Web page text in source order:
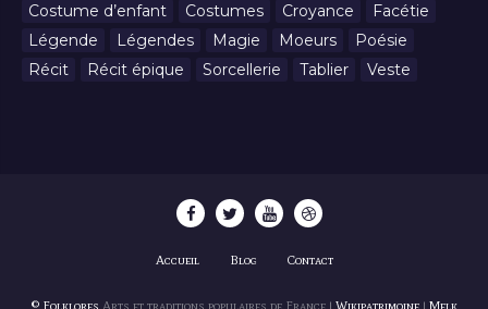
Costume d’enfant
Costumes Croyance
Facétie
Légende
Légendes Magie Moeurs
Poésie
Récit
Récit épique Sorcellerie Tablier Veste
Accueil Blog Contact
© Folklores Arts et traditions populaires de France | Wikipatrimoine| Melk